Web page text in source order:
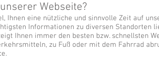
Webseite?
Ihnen eine nützliche und sinnvolle Zeit auf
Informationen zu diversen Standorten
Ihnen immer den besten bzw. schnellsten
zu Fuß oder mit dem Fahrrad